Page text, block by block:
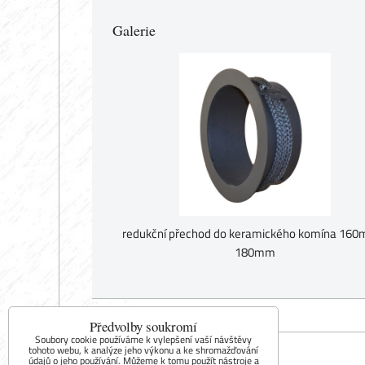
Galerie
redukční přechod do keramického komína
180mm
Předvolby soukromí
Soubory cookie používáme k vylepšení vaší návštěvy
tohoto webu, k analýze jeho výkonu a ke shromažďování
údajů o jeho používání. Můžeme k tomu použít nástroje a